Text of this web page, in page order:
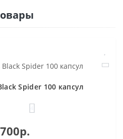
Spider 100 капсул